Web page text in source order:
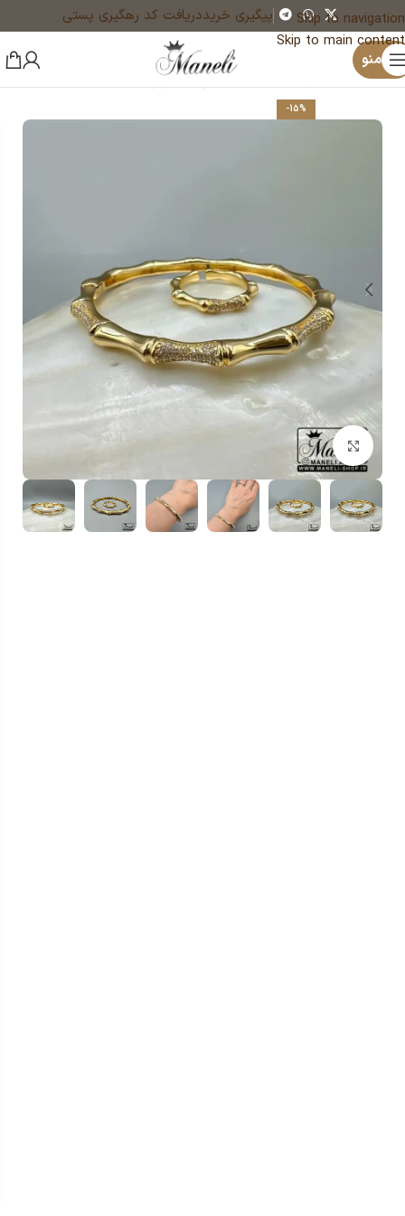
Skip to navigation
Skip to main content
پیگیری خریددریافت کد رهگیری پستی
منو
خانه ست های زنانه ست دستبند و انگشتر زنانه
-15%
بزرگنمایی تصویر
×